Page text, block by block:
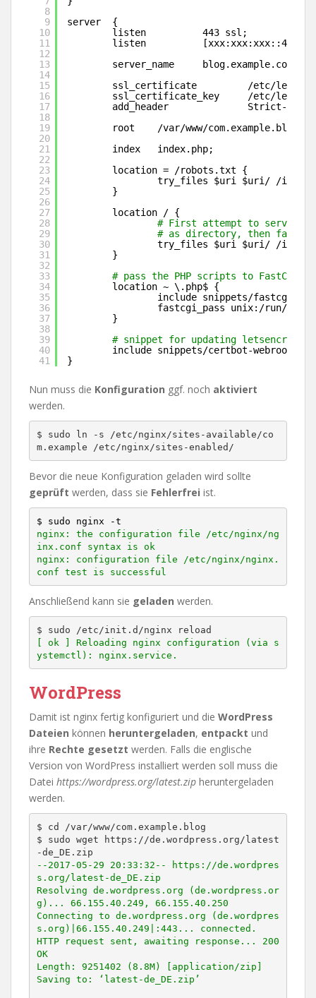
8
9
10
11
12
13
14
15
16
17
18
19
20
21
22
23
24
25
26
27
28
29
30
31
32
33
34
35
36
37
38
39
40
41
server  {
listen          443 ssl;
listen
server_name     blog.example.com;
ssl_certificate
/etc/
ssl_certificate_key
/etc/
add_header              Strict-
root
/var/www/com.example.blog;
index   index.php;
location =
/robots .txt {
try_files $uri $uri/
/index
}
location / {
# First attempt to serve
# as directory, then fall
try_files $uri $uri/
/index
}
# pass the PHP scripts to FastCGI
location ~ \.php$ {
include snippets/fastcgi-php
fastcgi_pass unix: /run/php/
}
# snippet for updating letsencrypt
include snippets/certbot-webroot
}
Nun muss die Konfiguration ggf. noch aktiviert
werden.
$ sudo ln -s /etc/nginx/sites-available/co
m.example /etc/nginx/sites-enabled/
Bevor die neue Konfiguration geladen wird sollte
geprüft werden, dass sie Fehlerfrei ist.
$ sudo nginx -t
nginx: the configuration file /etc/nginx/ng
inx.conf syntax is ok
nginx: configuration file /etc/nginx/nginx.
conf test is successful
Anschließend kann sie geladen werden.
[ ok ] Reloading nginx configuration (via s
ystemctl): nginx.service.
WordPress
Damit ist nginx fertig konfiguriert und die WordPress
Dateien können heruntergeladen, entpackt und
ihre Rechte gesetzt werden. Falls die englische
Version von WordPress installiert werden soll muss die
Datei https://wordpress.org/latest.zip heruntergeladen
werden.
$ cd /var/www/com.example.blog
$ sudo wget https://de.wordpress.org/latest
--2017-05-29 20:33:32-- https://de.wordpres
s.org/latest-de_DE.zip
Resolving de.wordpress.org (de.wordpress.or
g)... 66.155.40.249, 66.155.40.250
Connecting to de.wordpress.org (de.wordpres
s.org)|66.155.40.249|:443... connected.
HTTP request sent, awaiting response... 200
OK
Length: 9251402 (8.8M) [application/zip]
Saving to: ‘latest-de_DE.zip’